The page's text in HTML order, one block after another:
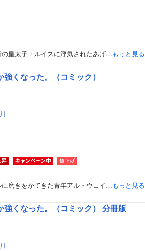
皇太子・ルイスに浮気されたあげ…もっと見る
くなった。（コミック）
磨きをかてきた青年アル・ウェイ…もっと見る
くなった。（コミック） 分冊版